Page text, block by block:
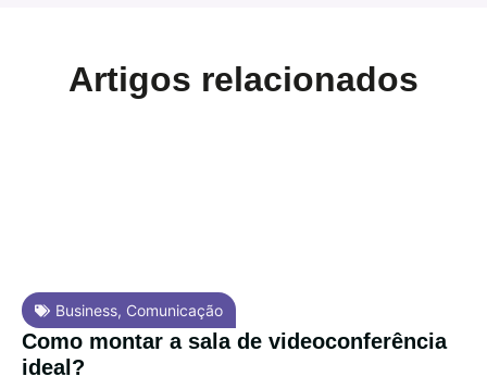
Artigos relacionados
Business, Comunicação
Como montar a sala de videoconferência
ideal?